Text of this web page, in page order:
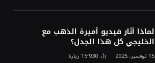
لماذا أثار فيديو أميرة الذهب مع
الخليجي كل هذا الجدل؟
15 نوفمبر، 2025 15٬930 زيارة